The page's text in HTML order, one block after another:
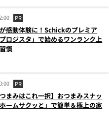
PR
感動体験に！Schickのプレミア
ロジスタ」で始めるワンランク上
慣
PR
つまみはこれ一択】おつまみスナッ
ームサクッと」で簡単＆極上の家